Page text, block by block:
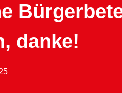
danke!